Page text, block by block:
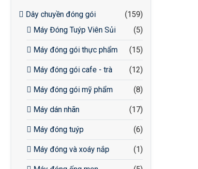
Dây chuyền đóng gói
(159)
Máy Đóng Tuýp Viên Sủi
(5)
Máy đóng gói thực phẩm (15)
Máy đóng gói cafe - trà (12)
Máy đóng gói mỹ phẩm (8)
Máy dán nhãn (17)
Máy đóng tuýp (6)
Máy đóng và xoáy nắp (1)